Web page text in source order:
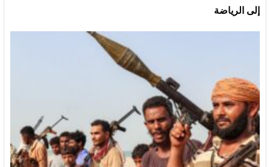
إلى الرياضة